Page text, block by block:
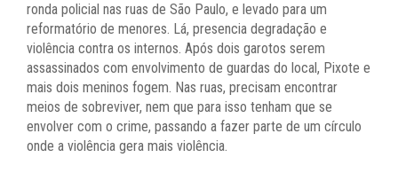
ronda policial nas ruas de São Paulo, e levado para um
reformatório de menores. Lá, presencia degradação e
violência contra os internos. Após dois garotos serem
assassinados com envolvimento de guardas do local, Pixote e
mais dois meninos fogem. Nas ruas, precisam encontrar
meios de sobreviver, nem que para isso tenham que se
envolver com o crime, passando a fazer parte de um círculo
onde a violência gera mais violência.